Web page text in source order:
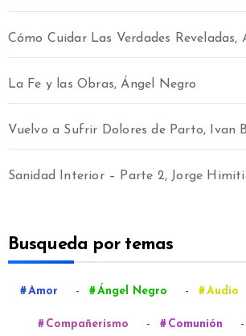
Cómo Cuidar Las Verdades
La Fe y las Obras, Ángel Negro
Vuelvo a Sufrir Dolores de Parto, Ivan
Sanidad Interior – Parte 2, Jorge
Busqueda por temas
Amor - Ángel Negro - Audio
Compañerismo - Comunión -